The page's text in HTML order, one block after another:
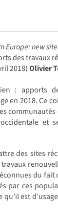
Europe: new
des travaux
2018)Olivier
: apports
en 2018. Ce
et
des sites
travaux
du fait
par ces
est